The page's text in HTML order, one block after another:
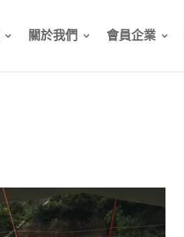
關於我們 會員企業